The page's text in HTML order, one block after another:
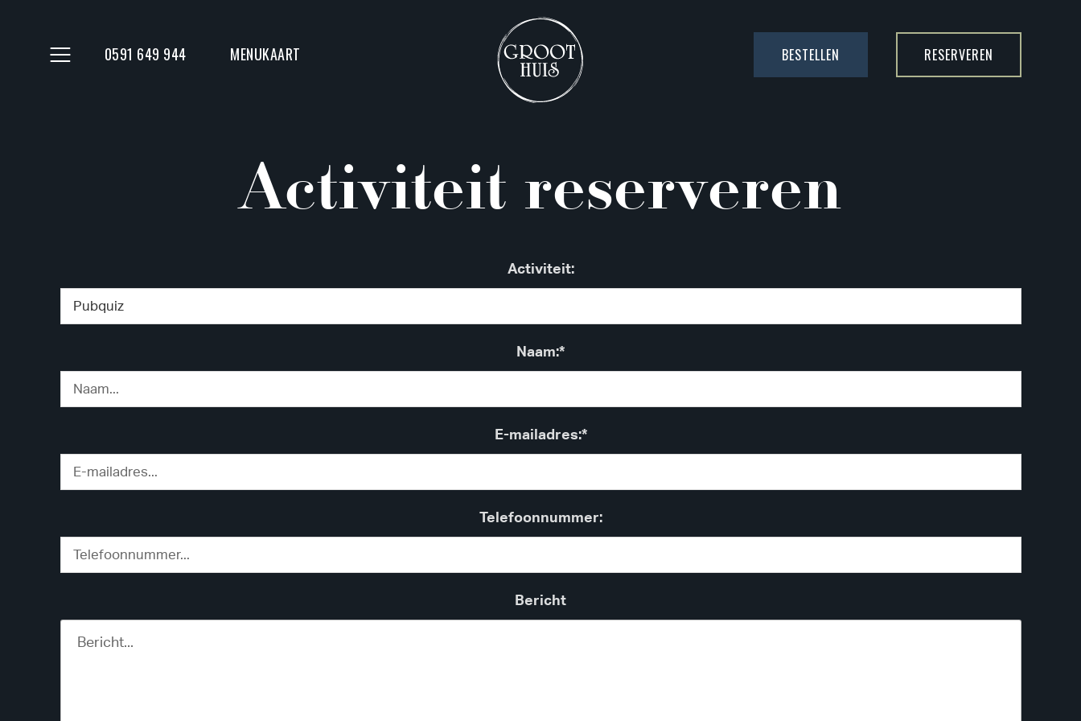
0591 649 944 MENUKAART BESTELLEN RESERVEREN
Activiteit reserveren
Activiteit:
Naam:*
E-mailadres:*
Telefoonnummer:
Bericht